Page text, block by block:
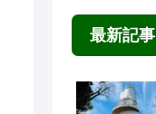
最新記事